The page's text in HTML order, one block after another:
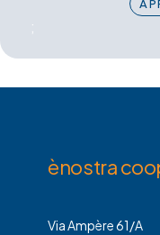
;
ènostra
Via Ampère 61/A